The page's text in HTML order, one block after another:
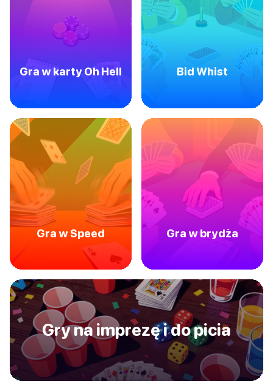
Gra w karty Oh Hell Bid Whist
Gra w Speed Gra w brydża
Gry na imprezę i do picia